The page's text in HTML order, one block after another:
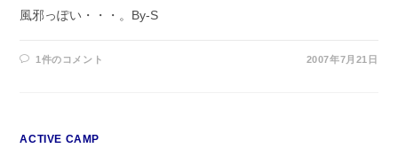
風邪っぽい・・・。By-S
1件のコメント 2007年7月21日
ACTIVE CAMP